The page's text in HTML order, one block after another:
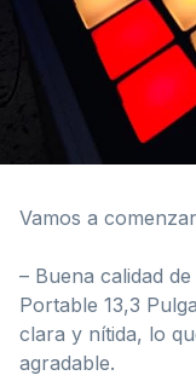
Vamos a
– Buena calidad
Portable 13,3
clara y nítida, lo
agradable.